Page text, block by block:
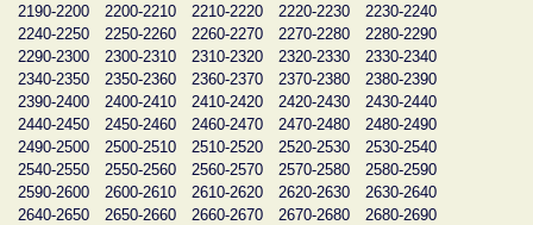
2190-2200
2200-2210 2210-2220 2220-2230
2230-2240
2240-2250
2250-2260 2260-2270 2270-2280
2280-2290
2290-2300
2300-2310 2310-2320 2320-2330
2330-2340
2340-2350
2350-2360 2360-2370 2370-2380
2380-2390
2390-2400
2400-2410 2410-2420 2420-2430
2430-2440
2440-2450
2450-2460 2460-2470 2470-2480
2480-2490
2490-2500
2500-2510 2510-2520 2520-2530
2530-2540
2540-2550
2550-2560 2560-2570 2570-2580
2580-2590
2590-2600
2600-2610 2610-2620 2620-2630
2630-2640
2640-2650
2650-2660 2660-2670 2670-2680
2680-2690